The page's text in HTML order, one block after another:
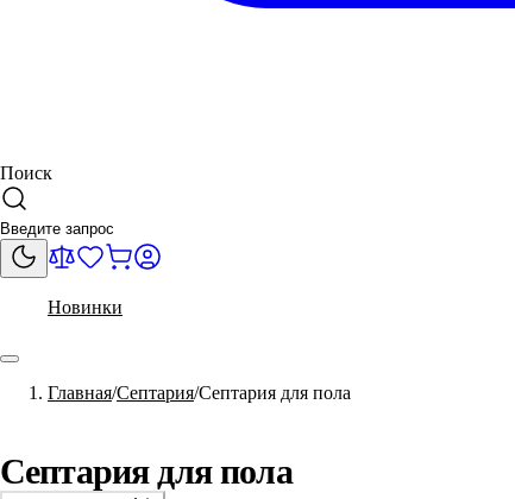
Поиск
Новинки
Главная Септария Септария для пола
Септария для пола